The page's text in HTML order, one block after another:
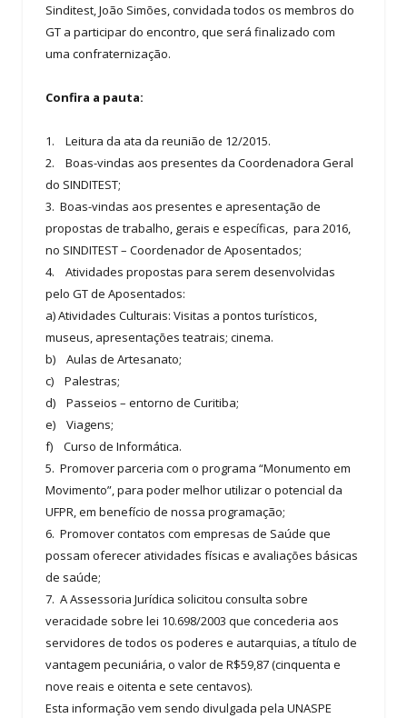
Sinditest, João Simões, convidada todos os membros do
GT a participar do encontro, que será finalizado com
uma confraternização.
Confira a pauta:
1. Leitura da ata da reunião de 12/2015.
2. Boas-vindas aos presentes da Coordenadora Geral
do SINDITEST;
3. Boas-vindas aos presentes e apresentação de
propostas de trabalho, gerais e específicas, para 2016,
no SINDITEST – Coordenador de Aposentados;
4. Atividades propostas para serem desenvolvidas
pelo GT de Aposentados:
a) Atividades Culturais: Visitas a pontos turísticos,
museus, apresentações teatrais; cinema.
b) Aulas de Artesanato;
c) Palestras;
d) Passeios – entorno de Curitiba;
e) Viagens;
f) Curso de Informática.
5. Promover parceria com o programa “Monumento em
Movimento”, para poder melhor utilizar o potencial da
UFPR, em benefício de nossa programação;
6. Promover contatos com empresas de Saúde que
possam oferecer atividades físicas e avaliações básicas
de saúde;
7. A Assessoria Jurídica solicitou consulta sobre
veracidade sobre lei 10.698/2003 que concederia aos
servidores de todos os poderes e autarquias, a título de
vantagem pecuniária, o valor de R$59,87 (cinquenta e
nove reais e oitenta e sete centavos).
Esta informação vem sendo divulgada pela UNASPE